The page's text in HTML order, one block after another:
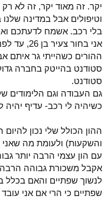
יקר. זה מאוד יקר, זה לא
וטיפולים אבל במדינה
בלי רכב. אשמח לדעתכם
אני בחור
ההורים כשהייתי גר איתם
סטודנט בהייטק בחברה
סטודנט.
גם העבודה וגם הלימודים
כשיהיה לי רכב- עדיף יהיה
והשקעות) ולעומת מה שאני
עם הון עצמי הרבה יותר
אקבל משכורת גבוהה הרבה
לנשוך שפתיים והאם בכלל
שפתיים כי הרי אם אני